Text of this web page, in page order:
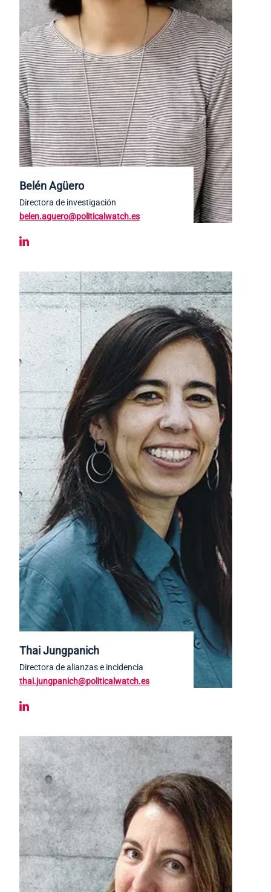
Belén Agüero
Directora de investigación
belen.aguero@politicalwatch.es
Thai Jungpanich
Directora de alianzas e incidencia
thai.jungpanich@politicalwatch.es